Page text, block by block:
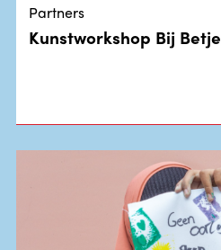
Partners
Kunstworkshop Bij Betje